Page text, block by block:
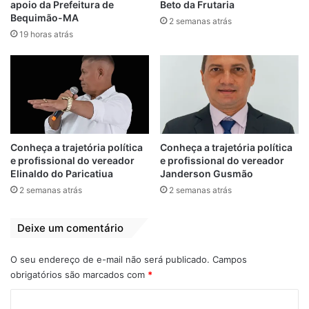
View this post on Instagram
apoio da Prefeitura de
Bequimão-MA
19 horas atrás
Beto da Frutaria
2 semanas atrás
Conheça a trajetória política
e profissional do vereador
Elinaldo do Paricatiua
2 semanas atrás
Conheça a trajetória política
e profissional do vereador
Janderson Gusmão
2 semanas atrás
Deixe um comentário
O seu endereço de e-mail não será publicado. Campos
obrigatórios são marcados com *